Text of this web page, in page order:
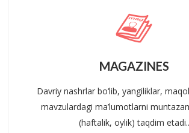
MAGAZINES
Davriy nashrlar bo‘lib, yangiliklar,
mavzulardagi ma’lumotlarni
(haftalik, oylik) taqdim etadi..